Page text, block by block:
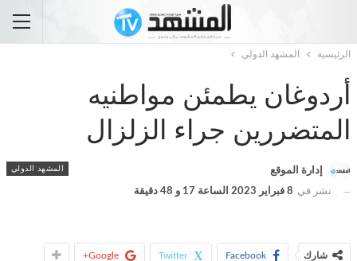
الرئيسية المشهد الدولي
أردوغان يطمئن مواطنيه
المتضررين جراء الزلزال
المشهد الدولي إدارة الموقع
نشر في 8 فبراير 2023 الساعة 17 و 48 دقيقة
شارك Facebook
Twitter
Google+